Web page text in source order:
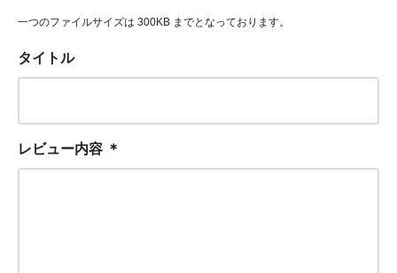
一つのファイルサイズは 300KB までとなっております。
タイトル
レビュー内容 ＊